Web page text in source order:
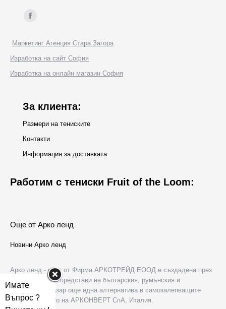
Find us on:
Facebook
opens
in
new
Маркетинг Агенция Стара Загора
Изработка на сайт София
Изработка на онлайн магазин София
За клиента:
Размери на тениските
Контакти
Информация за доставката
Работим с тениски Fruit of the Loom:
Още от Арко ленд
Новини Арко ленд
Арко ленд - част от Фирма АРКОТРЕЙД ЕООД е създадена през
2006 г. с цел да представи на българския, румънския и
молдовския пазар още една алтернатива в самозалепващите
хартии в лицето на АРКОНВЕРТ СпА, Италия.
Имате
Въпрос ?